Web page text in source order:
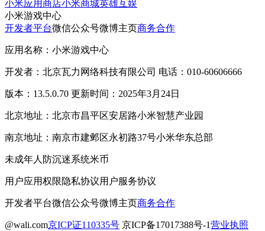
小米应用商店小米商城英雄互娱
小米游戏中心
开发者平台微信公众号微博主页商务合作
应用名称：小米游戏中心
开发者：北京瓦力网络科技有限公司 电话：010-60606666
版本：13.5.0.70 更新时间：2025年3月24日
北京地址：北京市昌平区安居路小米智慧产业园
南京地址：南京市建邺区永初路37号小米华东总部
未成年人防沉迷系统米币
用户应用权限隐私协议用户服务协议
开发者平台微信公众号微博主页商务合作
@wali.com京ICP证110335号 京ICP备17017388号-1营业执照